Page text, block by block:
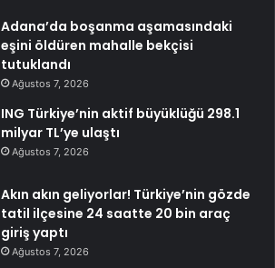
Adana’da boşanma aşamasındaki
eşini öldüren mahalle bekçisi
tutuklandı
Ağustos 7, 2026
ING Türkiye’nin aktif büyüklüğü 298.1
milyar TL’ye ulaştı
Ağustos 7, 2026
Akın akın geliyorlar! Türkiye’nin gözde
tatil ilçesine 24 saatte 20 bin araç
giriş yaptı
Ağustos 7, 2026